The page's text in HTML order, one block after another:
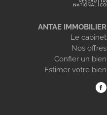
ANTAE IMMOBILIER
Le cabinet
Nos offres
Confier un bien
Estimer votre bien